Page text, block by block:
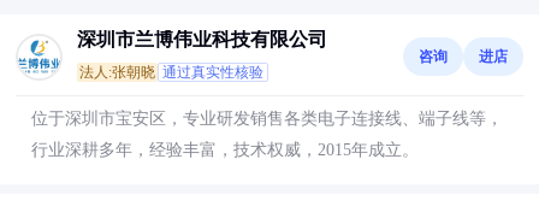
深圳市兰博伟业科技有限公司
法人:张朝晓 通过真实性核验
咨询 进店
位于深圳市宝安区，专业研发销售各类电子连接线、端子线等，
行业深耕多年，经验丰富，技术权威，2015年成立。